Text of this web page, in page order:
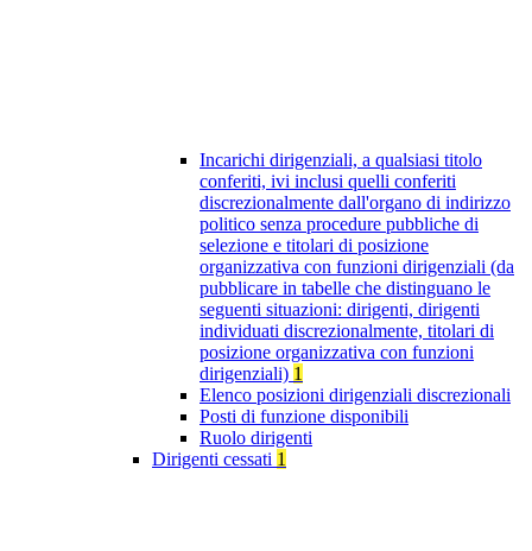
Incarichi dirigenziali, a qualsiasi titolo
conferiti, ivi inclusi quelli conferiti
discrezionalmente dall'organo di indirizzo
politico senza procedure pubbliche di
selezione e titolari di posizione
organizzativa con funzioni dirigenziali (da
pubblicare in tabelle che distinguano le
seguenti situazioni: dirigenti, dirigenti
individuati discrezionalmente, titolari di
posizione organizzativa con funzioni
dirigenziali) 1
Elenco posizioni dirigenziali discrezionali
Posti di funzione disponibili
Ruolo dirigenti
Dirigenti cessati 1